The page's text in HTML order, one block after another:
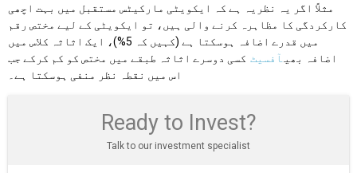
مثلاً اگر یہ نظریہ ہے کہ ایکویٹی مارکیٹس مستقبل میں بہت اچھی
کارکردگی کا مظاہرہ کرنے والی ہیں، تو ایکویٹی کے لیے مختص رقم
میں قدرے اضافہ ہوسکتا ہے (کہیں کہ 5%)، ایک اثاثہ کلاس میں
اضافہ بھی آفسیٹ کسی دوسرے اثاثہ طبقے میں مختص کو کم کرکے جب
اس میں نقطہ نظر منفی ہوسکتا ہے۔
Ready to Invest?
Talk to our investment specialist